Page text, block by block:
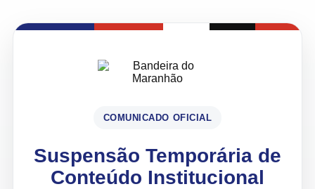
COMUNICADO OFICIAL
Suspensão Temporária de
Conteúdo Institucional